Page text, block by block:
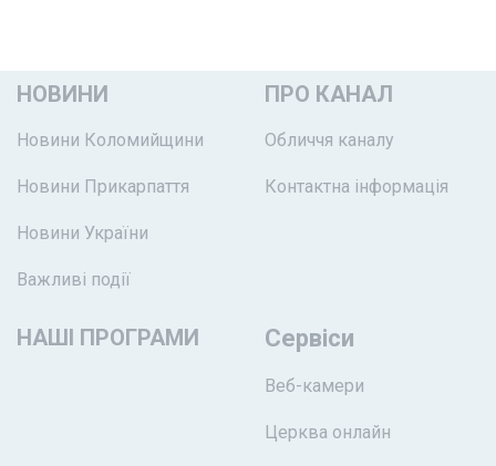
НОВИНИ
Новини Коломийщини
Новини Прикарпаття
Новини України
Важливі події
ПРО КАНАЛ
Обличчя каналу
Контактна інформація
НАШІ ПРОГРАМИ Сервіси
Веб-камери
Церква онлайн